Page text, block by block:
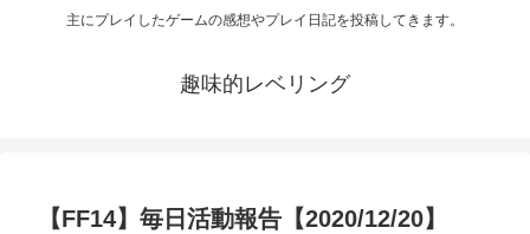
主にプレイしたゲームの感想やプレイ日記を投稿してきます。
趣味的レベリング
【FF14】毎日活動報告【2020/12/20】